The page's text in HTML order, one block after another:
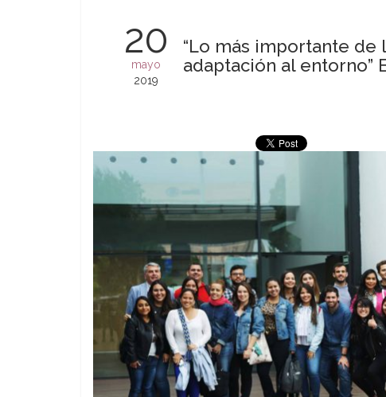
20
mayo
2019
“Lo más importante
adaptación al entorno”